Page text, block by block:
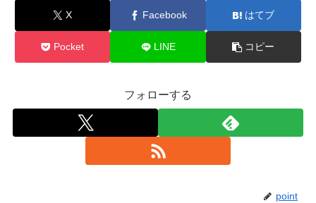
X Facebook はてブ
Pocket LINE コピー
フォローする
point